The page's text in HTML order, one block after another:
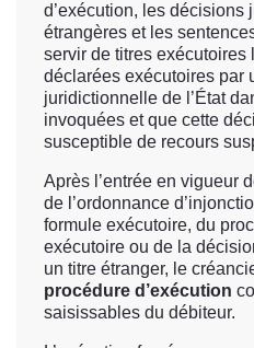
d’exécution, les décisions
étrangères et les
servir de titres exécutoires
déclarées exécutoires par
juridictionnelle de l’État
invoquées et que cette
susceptible de recours
Après l’entrée en vigueur
de l’ordonnance
formule exécutoire, du
exécutoire ou de la
un titre étranger, le
procédure d’exécution
saisissables du débiteur.